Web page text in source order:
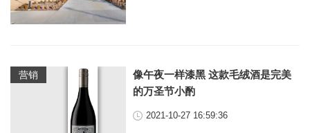
营销
像午夜一样漆黑 这款毛绒酒是完美
的万圣节小酌
2021-10-27 16:59:36